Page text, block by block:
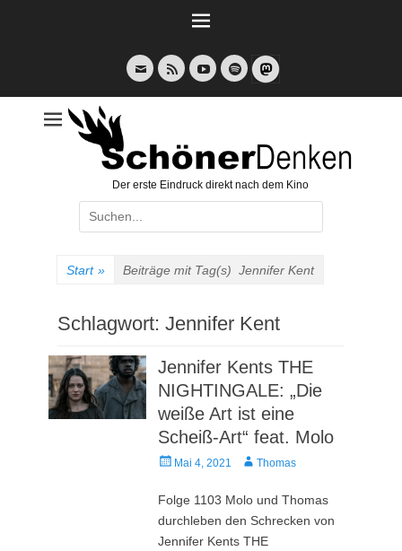
E-
Mail
Feed YouTubeSpotify
Der erste Eindruck direkt nach dem Kino
Suche
nach:
Start » Beiträge mit Tag(s) Jennifer Kent
Schlagwort: Jennifer Kent
Jennifer Kents THE
NIGHTINGALE: „Die
weiße Art ist eine
Scheiß-Art“ feat. Molo
Veröffentlicht
Mai 4, 2021 AutorThomas
Folge 1103 Molo und Thomas
durchleben den Schrecken von
Jennifer Kents THE